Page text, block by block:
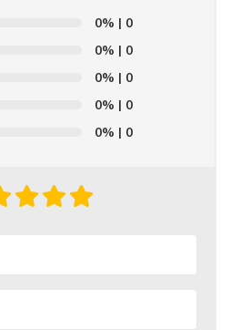
0% | 0
0% | 0
0% | 0
0% | 0
0% | 0